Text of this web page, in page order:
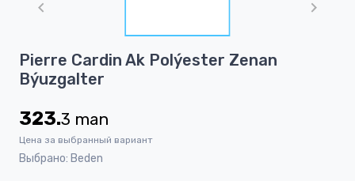
1
of
Pierre Cardin Ak Polýester Zenan
Býuzgalter
323.3 man
Цена за выбранный вариант
Выбрано: Beden